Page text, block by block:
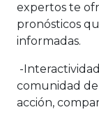
expertos te
pronósticos
informadas.
-
comunidad de
acción,